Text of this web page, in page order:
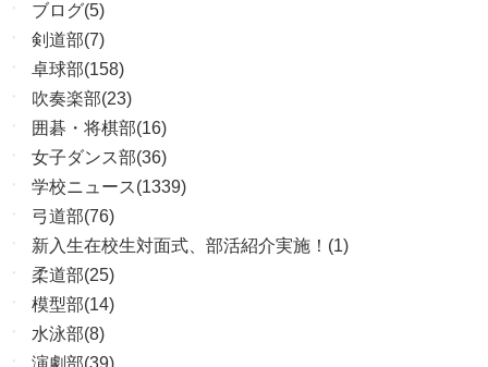
ブログ(5)
剣道部(7)
卓球部(158)
吹奏楽部(23)
囲碁・将棋部(16)
女子ダンス部(36)
学校ニュース(1339)
弓道部(76)
新入生在校生対面式、部活紹介実施！(1)
柔道部(25)
模型部(14)
水泳部(8)
演劇部(39)